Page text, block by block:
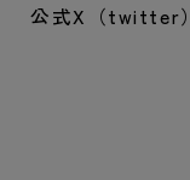
公式X（twitter）